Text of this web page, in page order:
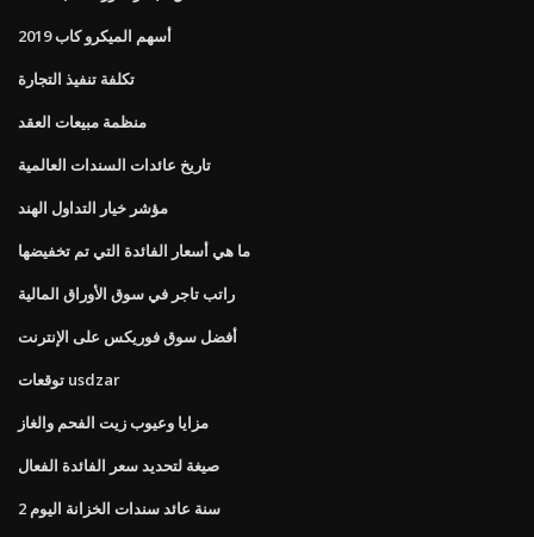
أسهم الميكرو كاب 2019
تكلفة تنفيذ التجارة
منظمة مبيعات العقد
تاريخ عائدات السندات العالمية
مؤشر خيار التداول الهند
ما هي أسعار الفائدة التي تم تخفيضها
راتب تاجر في سوق الأوراق المالية
أفضل سوق فوريكس على الإنترنت
توقعات usdzar
مزايا وعيوب زيت الفحم والغاز
صيغة لتحديد سعر الفائدة الفعال
2 سنة عائد سندات الخزانة اليوم